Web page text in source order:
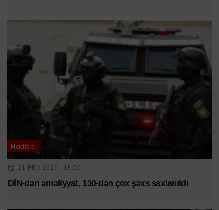
Hadisə
21 FEV 2026 | 18:00
DİN-dən əməliyyat, 100-dən çox şəxs saxlanıldı